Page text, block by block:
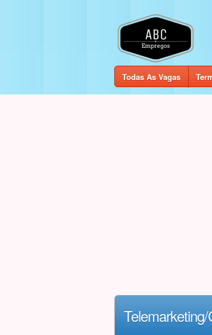
Todas As Vagas